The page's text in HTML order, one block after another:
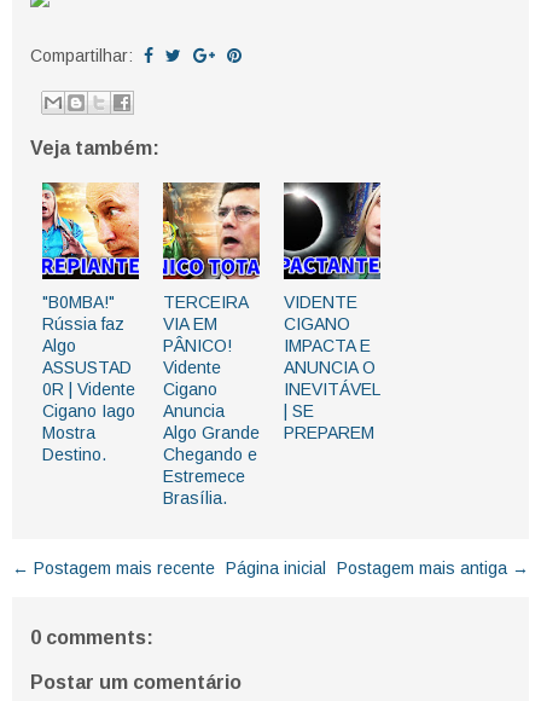
Compartilhar:
Veja também:
"B0MBA!"
Rússia faz
Algo
ASSUSTAD
0R | Vidente
Cigano Iago
Mostra
Destino.
TERCEIRA
VIA EM
PÂNICO!
Vidente
Cigano
Anuncia
Algo Grande
Chegando e
Estremece
Brasília.
VIDENTE
CIGANO
IMPACTA E
ANUNCIA O
INEVITÁVEL
| SE
PREPAREM
← Postagem mais recente Postagem mais antiga →
Página inicial
0 comments:
Postar um comentário